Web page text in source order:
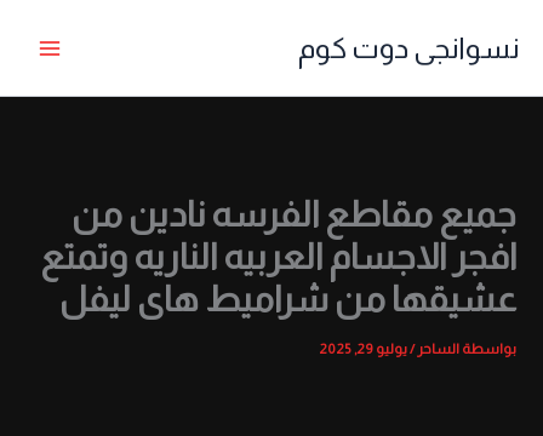
نسوانجى دوت كوم
جميع مقاطع الفرسه نادين من
افجر الاجسام العربيه الناريه وتمتع
عشيقها من شراميط هاى ليفل
بواسطة الساحر/يوليو 29, 2025